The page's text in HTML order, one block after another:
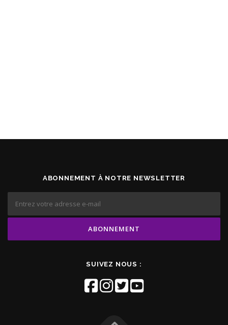
ABONNEMENT À NOTRE NEWSLETTER
SUIVEZ NOUS :